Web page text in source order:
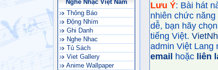
Nghe Nhạc Việt Nam
Thông Báo
Động Nhím
Ghi Danh
Nghe Nhac
Tủ Sách
Viet Gallery
Anime Wallpaper
Lưu Ý: Bài hát
nhiên chức
dễ, bạn hãy
tiếng Việt.
admin Việt Lang
email
hoặc liên